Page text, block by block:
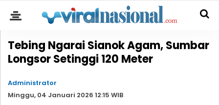
Tebing Ngarai Sianok Agam, Sumbar
Longsor Setinggi 120 Meter
Administrator
Minggu, 04 Januari 2026 12:15 WIB